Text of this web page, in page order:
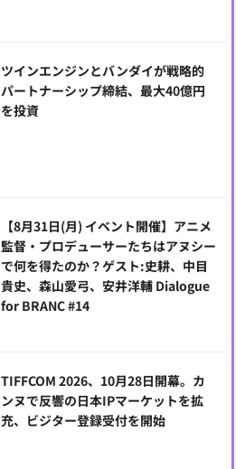
ツインエンジンとバンダイが戦略的
パートナーシップ締結、最大40億円
を投資
【8月31日(月) イベント開催】アニメ
監督・プロデューサーたちはアヌシー
で何を得たのか？ゲスト:史耕、中目
貴史、森山愛弓、安井洋輔 Dialogue
for BRANC #14
TIFFCOM 2026、10月28日開幕。カ
ンヌで反響の日本IPマーケットを拡
充、ビジター登録受付を開始